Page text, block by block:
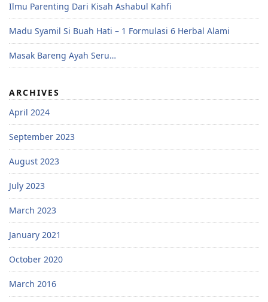
Ilmu Parenting Dari Kisah Ashabul Kahfi
Madu Syamil Si Buah Hati – 1 Formulasi 6 Herbal Alami
Masak Bareng Ayah Seru…
ARCHIVES
April 2024
September 2023
August 2023
July 2023
March 2023
January 2021
October 2020
March 2016